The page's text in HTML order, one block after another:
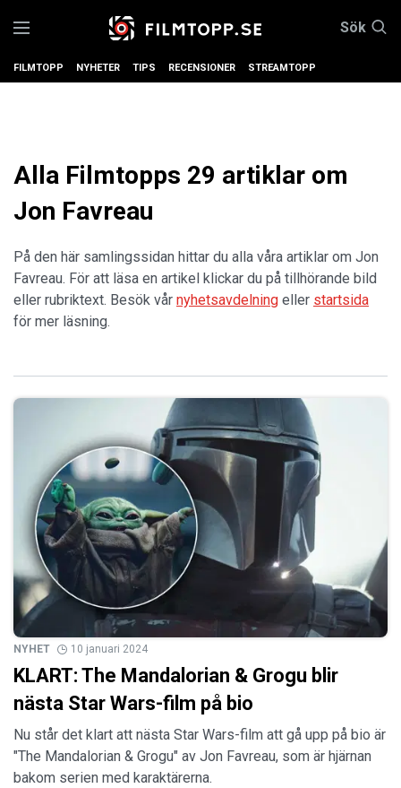
Sök
FILMTOPP NYHETER TIPS RECENSIONER STREAMTOPP
Alla Filmtopps 29 artiklar om
Jon Favreau
På den här samlingssidan hittar du alla våra artiklar om Jon
Favreau. För att läsa en artikel klickar du på tillhörande bild
eller rubriktext. Besök vår nyhetsavdelning eller startsida
för mer läsning.
NYHET 10 januari 2024
KLART: The Mandalorian & Grogu blir
nästa Star Wars-film på bio
Nu står det klart att nästa Star Wars-film att gå upp på bio är
"The Mandalorian & Grogu" av Jon Favreau, som är hjärnan
bakom serien med karaktärerna.